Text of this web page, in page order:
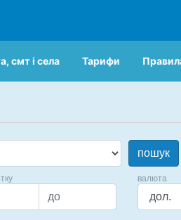
смт і села Тарифи
пошук
валюта